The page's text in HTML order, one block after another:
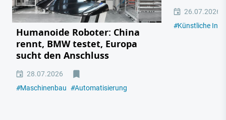
Humanoide Roboter: China
rennt, BMW testet, Europa
sucht den Anschluss
28.07.2026
#Maschinenbau #Automatisierung
26.07.2026
#Künstliche